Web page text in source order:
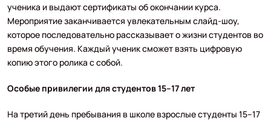
ученика и выдают сертификаты об окончании курса.
Мероприятие заканчивается увлекательным слайд-шоу,
которое последовательно рассказывает о жизни студентов во
время обучения. Каждый ученик сможет взять цифровую
копию этого ролика с собой.
Особые привилегии для студентов 15–17 лет
На третий день пребывания в школе взрослые студенты 15–17